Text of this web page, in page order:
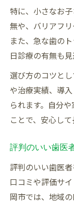
特に、小さなお
無や、バリアフ
また、急な歯の
日診療の有無も見
選び方のコツと
や治療実績、導
られます。自分
ことで、安心し
評判のいい歯医
評判のいい歯医
口コミや評価サ
岡市では、地域